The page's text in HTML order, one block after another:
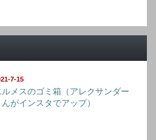
7-15
ルメスのゴミ箱（アレクサンダー
んがインスタでアップ）